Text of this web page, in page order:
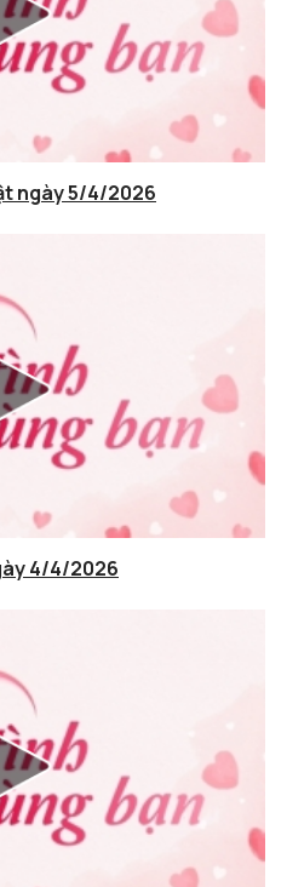
ngày 5/4/2026
4/4/2026